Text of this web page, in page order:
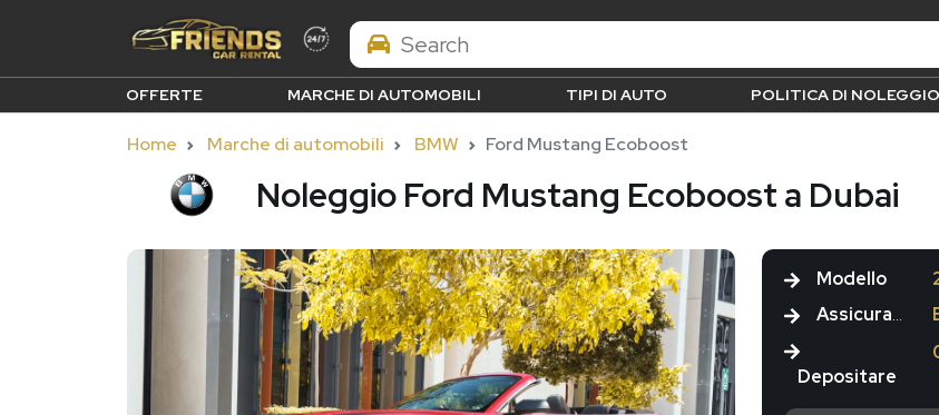
Search Brands
OFFERTE MARCHE DI AUTOMOBILI TIPI DI AUTO POLITICA DI NOLEGGIO
Home Marche di automobili BMW Ford Mustang Ecoboost
Noleggio Ford Mustang Ecoboost a Dubai
Modello
Assicurazione
Depositare